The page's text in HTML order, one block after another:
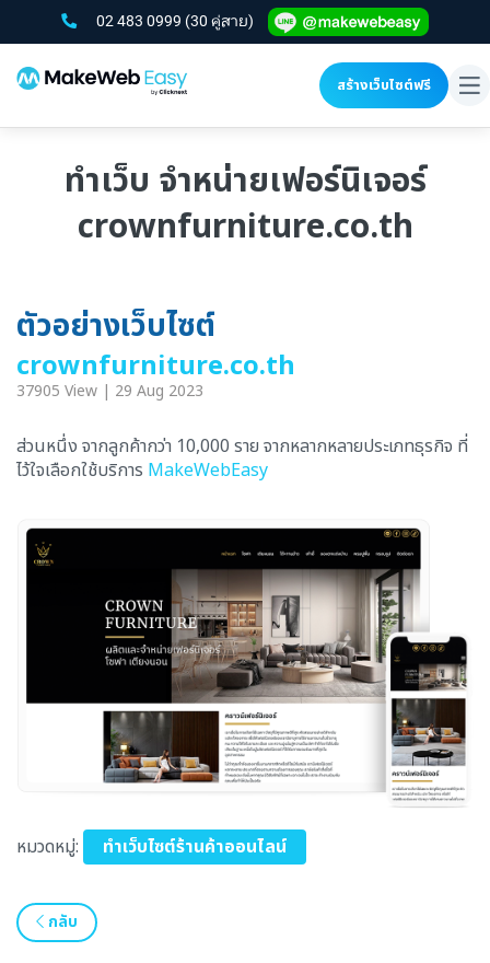
02 483 0999 (30 คู่สาย)
สร้างเว็บไซต์ฟรี
ทำเว็บ จำหน่ายเฟอร์นิเจอร์
crownfurniture.co.th
ตัวอย่างเว็บไซต์
crownfurniture.co.th
37905 View | 29 Aug 2023
ส่วนหนึ่ง จากลูกค้ากว่า 10,000 ราย จากหลากหลายประเภทธุรกิจ ที่
ไว้ใจเลือกใช้บริการ MakeWebEasy
หมวดหมู่: ทำเว็บไซต์ร้านค้าออนไลน์
กลับ